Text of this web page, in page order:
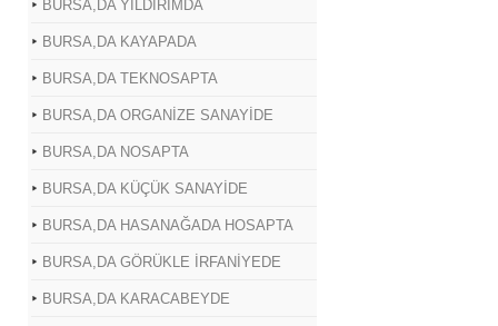
BURSA,DA YILDIRIMDA
BURSA,DA KAYAPADA
BURSA,DA TEKNOSAPTA
BURSA,DA ORGANİZE SANAYİDE
BURSA,DA NOSAPTA
BURSA,DA KÜÇÜK SANAYİDE
BURSA,DA HASANAĞADA HOSAPTA
BURSA,DA GÖRÜKLE İRFANİYEDE
BURSA,DA KARACABEYDE